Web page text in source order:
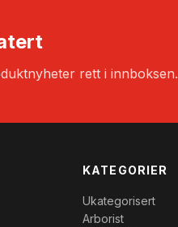
rett i innboksen.
KATEGORIER
Ukategorisert
Arborist